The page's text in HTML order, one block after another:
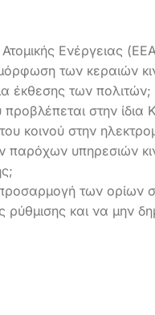
Ενέργειας
των κεραιών
έκθεσης των πολιτών;
στην
κοινού στην
παρόχων υπηρεσιών
των ορίων
ρύθμισης και να μην